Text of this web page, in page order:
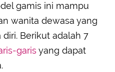
gamis ini mampu
wanita dewasa yang
Berikut adalah 7
garis yang dapat